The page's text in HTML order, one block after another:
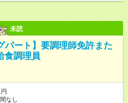
未読
パート】要調理師免許また
調理員
なし